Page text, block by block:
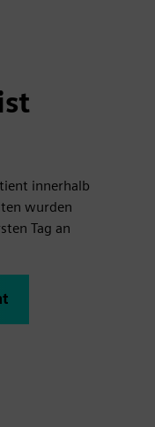
innerhalb
wurden
Tag an